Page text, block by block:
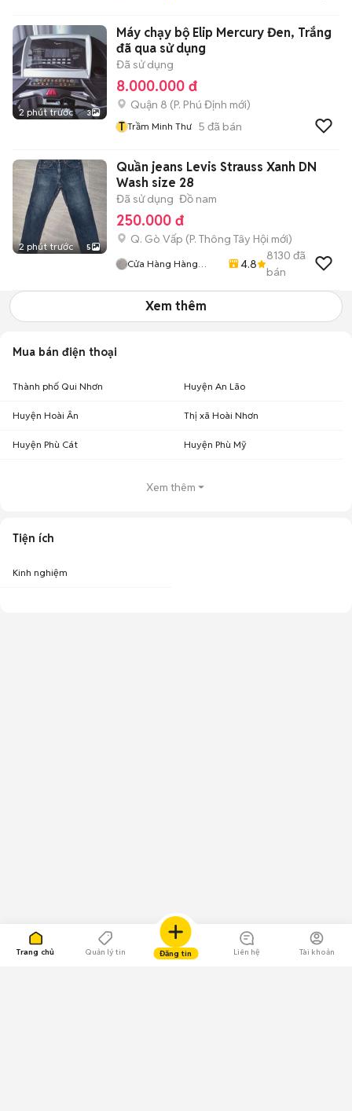
Trang chủ Quản lý tin Đăng tin Liên hệ Tài khoản
2 phút trước 3
Máy chạy bộ Elip Mercury Đen, Trắng
đã qua sử dụng
Đã sử dụng
8.000.000 đ
Quận 8 (P. Phú Định mới)
T Trầm Minh Thư 5 đã bán
2 phút trước 5
Quần jeans Levis Strauss Xanh DN
Wash size 28
Đã sử dụng Đồ nam
250.000 đ
Q. Gò Vấp (P. Thông Tây Hội mới)
Cửa Hàng Hàng
4.8
8130 đã
bán
Xem thêm
Mua bán điện thoại
Thành phố Qui Nhơn Huyện An Lão
Huyện Hoài Ân Thị xã Hoài Nhơn
Huyện Phù Cát Huyện Phù Mỹ
Xem thêm
Tiện ích
Kinh nghiệm